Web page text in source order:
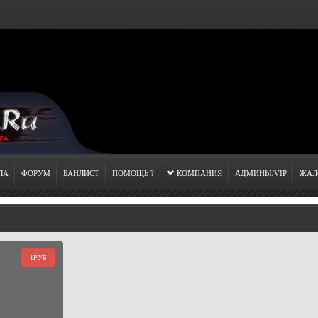
ФОРУМ БАНЛИСТ ПОМОЩЬ ? КОМПАНИЯ АДМИНЫ/VIP
1РУБ